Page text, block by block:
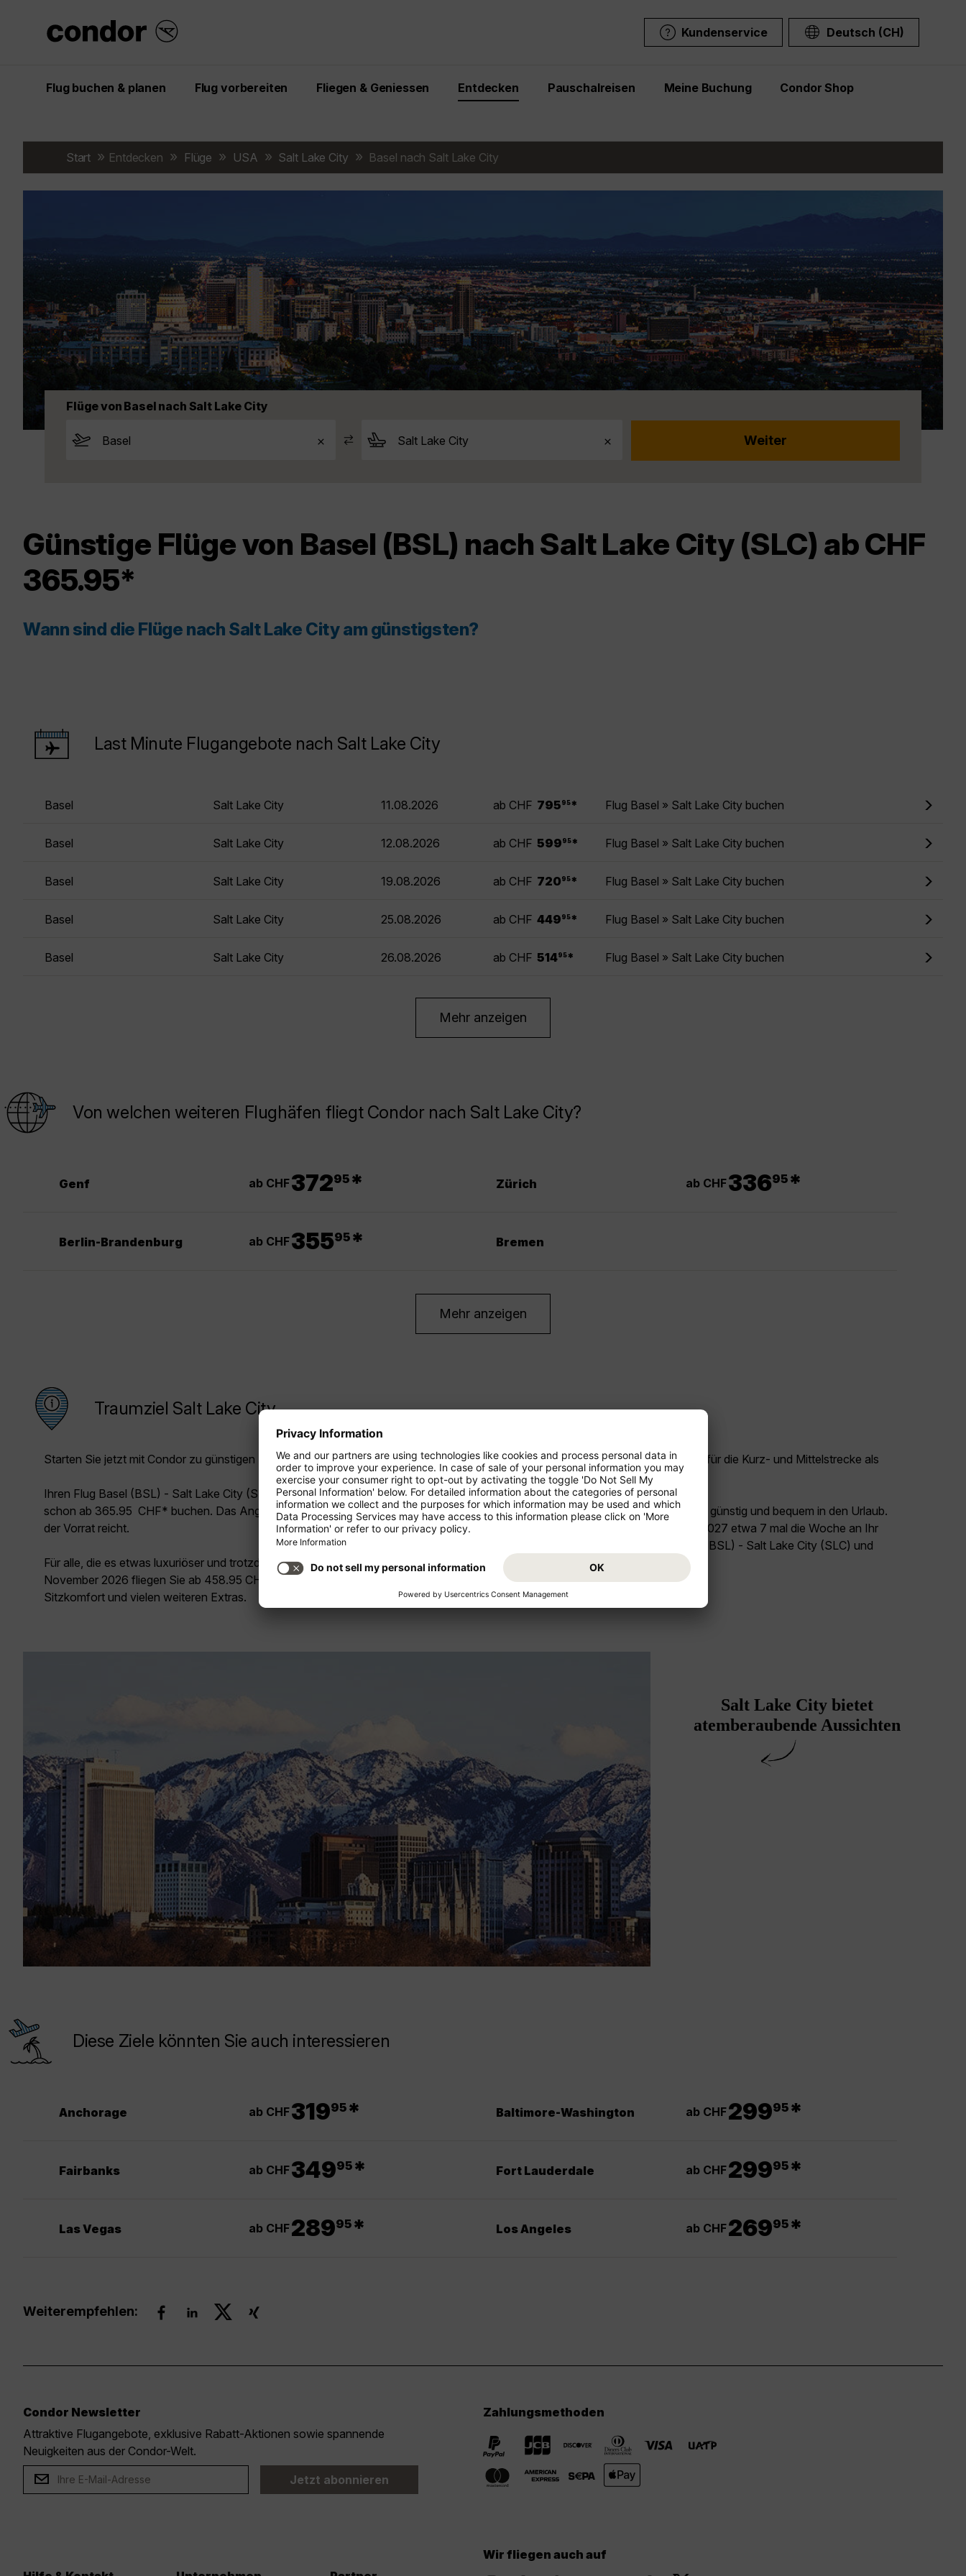
Kundenservice Deutsch (CH)
Flug buchen & planen Flug vorbereiten Fliegen & Geniessen Entdecken Pauschalreisen Meine Buchung Condor Shop
Start Entdecken Flüge USA Salt Lake City Basel nach Salt Lake City
Flüge von Basel nach Salt Lake City
Günstige Flüge von Basel (BSL) nach Salt Lake City (SLC) ab CHF
365.95*
Wann sind die Flüge nach Salt Lake City am günstigsten?
Last Minute Flugangebote nach Salt Lake City
Basel Salt Lake City 11.08.2026 ab CHF 795 95 * Flug Basel » Salt Lake City buchen
Basel Salt Lake City 12.08.2026 ab CHF 599 95 * Flug Basel » Salt Lake City buchen
Basel Salt Lake City 19.08.2026 ab CHF 720 95 * Flug Basel » Salt Lake City buchen
Basel Salt Lake City 25.08.2026 ab CHF 449 95 * Flug Basel » Salt Lake City buchen
Basel Salt Lake City 26.08.2026 ab CHF 51495 * Flug Basel » Salt Lake City buchen
Mehr anzeigen
Von welchen weiteren Flughäfen fliegt Condor nach Salt Lake City?
Genf ab CHF37295 * Zürich ab CHF33695 *
Berlin-Brandenburg ab CHF35595 * Bremen
Mehr anzeigen
Traumziel Salt Lake City
Starten Sie jetzt mit Condor zu günstigen Preisen in Ihren Urlaub!
Ihren Flug Basel (BSL) - Salt Lake City (SLC) können Sie in der Economy Class
schon ab 365.95 CHF* buchen. Das Angebot gilt im November 2026, solange
der Vorrat reicht.
Für alle, die es etwas luxuriöser und trotzdem unschlagbar günstig mögen: Im
November 2026 fliegen Sie ab 458.95 CHF* Premium Class – mit mehr
Sitzkomfort und vielen weiteren Extras.
Condor bietet Ihnen sowohl günstige Flüge für die Kurz- und Mittelstrecke als
auch Flugangebote für Langstreckenflüge.
Starten Sie von Ihrem Abflugsland Schweiz günstig und bequem in den Urlaub.
Condor fliegt Sie von August 2026 bis Juli 2027 etwa 7 mal die Woche an Ihr
Traumziel! Buchen Sie jetzt den Flug Basel (BSL) - Salt Lake City (SLC) und
freuen Sie sich auf Ihr Reiseziel USA!
Salt Lake City bietet
atemberaubende Aussichten
Diese Ziele könnten Sie auch interessieren
Anchorage ab CHF31995 * Baltimore-Washington ab CHF29995 *
Fairbanks ab CHF34995 * Fort Lauderdale ab CHF29995 *
Las Vegas ab CHF28995 * Los Angeles ab CHF26995 *
Weiterempfehlen:
Condor Newsletter
Attraktive Flugangebote, exklusive Rabatt-Aktionen sowie spannende
Neuigkeiten aus der Condor-Welt.
Jetzt abonnieren
Zahlungsmethoden
Wir fliegen auch auf